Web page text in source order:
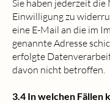
Sie haben jederzeit
Einwilligung zu
eine E-Mail an die im
genannte Adresse
erfolgte
davon nicht betroffen.
3.4 In welchen Fällen